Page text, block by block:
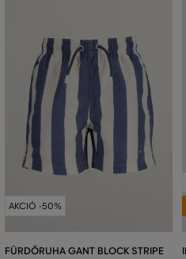
AKCIÓ -50%
FÜRDŐRUHA GANT BLOCK STRIPE